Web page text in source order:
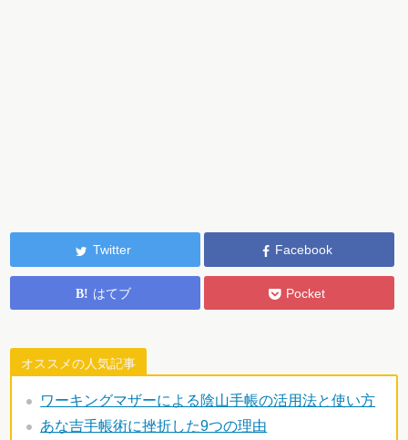
Twitter Facebook
はてブ Pocket
オススメの人気記事
ワーキングマザーによる陰山手帳の活用法と使い方
あな吉手帳術に挫折した9つの理由